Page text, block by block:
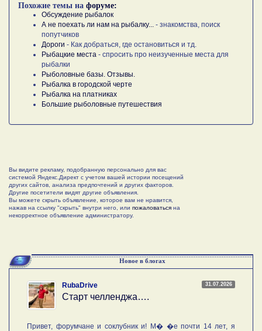
Похожие темы на форуме:
Обсуждение рыбалок
А не поехать ли нам на рыбалку...
- знакомства, поиск
попутчиков
Дороги - Как добраться, где остановиться и тд.
Рыбацкие места - спросить про неизученные места для
рыбалки
Рыболовные базы. Отзывы.
Рыбалка в городской черте
Рыбалка на платниках
Большие рыболовные путешествия
Вы видите рекламу, подобранную персонально для вас
системой Яндекс.Директ с учетом вашей истории посещений
других сайтов, анализа предпочтений и других факторов.
Другие посетители видят другие объявления.
Вы можете скрыть объявление, которое вам не нравится,
нажав на ссылку "скрыть" внутри него, или пожаловаться на
некорректное объявление администратору.
Новое в блогах
31.07.2026
RubaDrive
Старт челленджа….
Привет, форумчане и соклубник и! М� �е почти 14 лет, я